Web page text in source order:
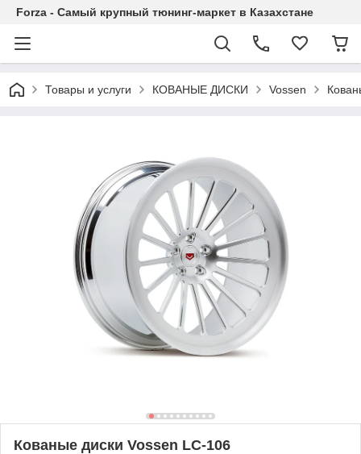
Forza - Самый крупный тюнинг-маркет в Казахстане
Товары и услуги КОВАНЫЕ ДИСКИ Vossen
Кованые диски Vossen LC-106